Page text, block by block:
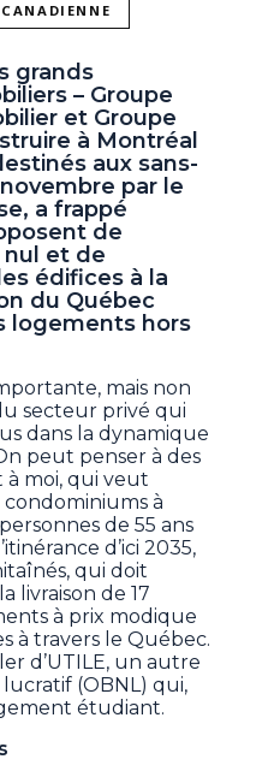
grands
– Groupe
et Groupe
à Montréal
aux sans-
par le
a frappé
de
et de
édifices à la
du Québec
logements hors
mais non
secteur privé qui
dans la dynamique
peut penser à des
à moi, qui veut
à
de 55 ans
d’ici 2035,
qui doit
livraison de 17
à prix modique
à travers le Québec.
d’UTILE, un autre
(OBNL) qui,
étudiant.